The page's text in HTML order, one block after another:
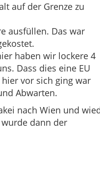
auf der Grenze zu
ausfüllen. Das war
haben wir lockere 4
Dass dies eine EU
vor sich ging war
Abwarten.
nach Wien und
dann der